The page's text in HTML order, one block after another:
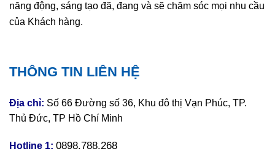
năng động, sáng tạo đã, đang và sẽ chăm sóc mọi nhu cầu
của Khách hàng.
THÔNG TIN LIÊN HỆ
Địa chỉ: Số 66 Đường số 36, Khu đô thị Vạn Phúc, TP.
Thủ Đức, TP Hồ Chí Minh
Hotline 1: 0898.788.268